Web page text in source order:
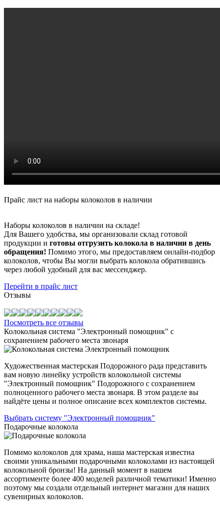
Прайс лист на наборы колоколов в наличии
Наборы колоколов в наличии на складе!
Для Вашего удобства, мы организовали склад готовой
продукции и готовы отгрузить колокола в наличии в день
обращения! Помимо этого, мы предоставляем онлайн-подбор
колоколов, чтобы Вы могли выбрать колокола обратившись
через любой удобный для вас мессенджер.
Перейти в прайс лист
Отзывы
Посмотреть все отзывы
Колокольная система "Электронный помощник" с
сохранением рабочего места звонаря
Художественная мастерская Подорожного рада представить
вам новую линейку устройств колокольной системы
"Электронный помощник" Подорожного с сохранением
полноценного рабочего места звонаря. В этом разделе вы
найдёте цены и полное описание всех комплектов системы.
Выбрать систему "Электронный помощник"
Подарочные колокола
Помимо колоколов для храма, наша мастерская известна
своими уникальными подарочными колоколами из настоящей
колокольной бронзы! На данный момент в нашем
ассортименте более 400 моделей различной тематики! Именно
поэтому мы создали отдельный интернет магазин для наших
сувенирных колоколов.